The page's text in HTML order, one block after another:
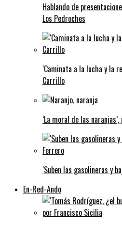
Hablando de
Los Pedroches
‘Caminata a la lucha y la
Carrillo
‘La moral de las
‘Suben las gasolineras y
En-Red-Ando